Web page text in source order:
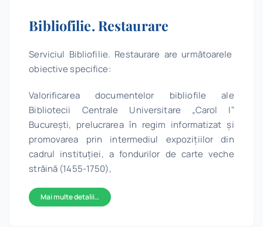
Biblioteca digitală
Bibliofilie. Restaurare
Serviciul Bibliofilie. Restaurare are următoarele
obiective specifice:
Valorificarea documentelor bibliofile ale
Bibliotecii Centrale Universitare „Carol Iˮ
București, prelucrarea în regim informatizat și
promovarea prin intermediul expozițiilor din
cadrul instituției, a fondurilor de carte veche
străină (1455-1750),
Mai multe detalii…